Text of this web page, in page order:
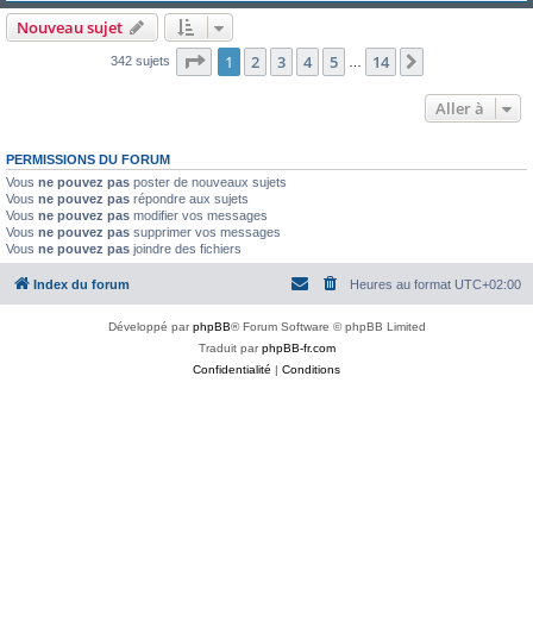
Nouveau sujet
342 sujets Page 1sur14
1 2 3 4 5 14
Aller à
PERMISSIONS DU FORUM
Vous ne pouvez pas poster de nouveaux sujets
Vous ne pouvez pas répondre aux sujets
Vous ne pouvez pas modifier vos messages
Vous ne pouvez pas supprimer vos messages
Vous ne pouvez pas joindre des fichiers
Index du forum Heures au format UTC+02:00
Développé parphpBB® Forum Software © phpBB Limited
Traduit parphpBB-fr.com
Confidentialité | Conditions